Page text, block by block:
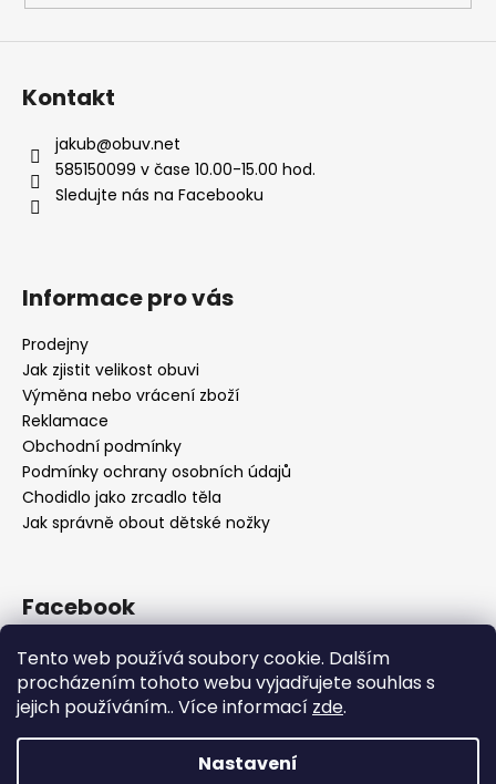
Tento web používá soubory cookie. Dalším
procházením tohoto webu vyjadřujete souhlas s
jejich používáním.. Více informací zde.
Nastavení
ý
p
Kontakt
jakub@obuv.net
585150099 v čase 10.00-15.00 hod.
Sledujte nás na Facebooku
Informace pro vás
Prodejny
Jak zjistit velikost obuvi
Výměna nebo vrácení zboží
Reklamace
Obchodní podmínky
Podmínky ochrany osobních údajů
Chodidlo jako zrcadlo těla
Jak správně obout dětské nožky
Facebook